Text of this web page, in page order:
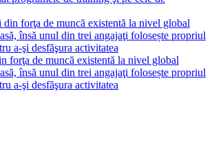
forţa de muncă existentă la nivel global
însă unul din trei angajaţi folosește propriul
a-şi desfăşura activitatea